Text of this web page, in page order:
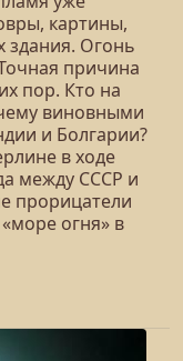
картины,
здания. Огонь
причина
пор. Кто на
виновными
и Болгарии?
в ходе
между СССР и
прорицатели
огня» в